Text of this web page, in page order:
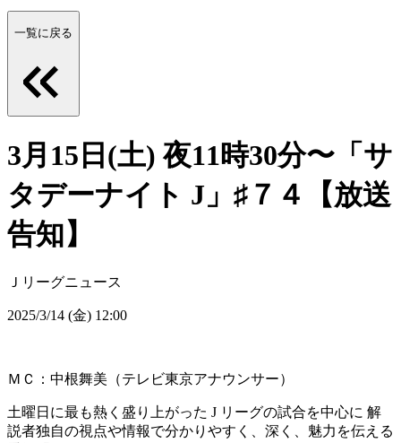
一覧に戻る
3月15日(土) 夜11時30分〜「サ
タデーナイト J」♯７４【放送
告知】
Ｊリーグニュース
2025/3/14 (金) 12:00
ＭＣ：中根舞美（テレビ東京アナウンサー）
土曜日に最も熱く盛り上がった J リーグの試合を中心に 解
説者独自の視点や情報で分かりやすく、深く、魅力を伝える